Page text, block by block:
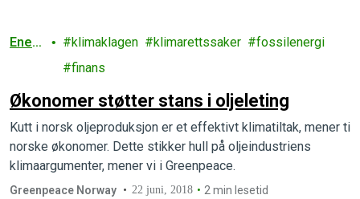
Energ
klimaklagen klimarettssaker
fossilenergi
finans
Økonomer støtter stans i oljeleting
Kutt i norsk oljeproduksjon er et effektivt klimatiltak, mener ti
norske økonomer. Dette stikker hull på oljeindustriens
klimaargumenter, mener vi i Greenpeace.
Greenpeace Norway 22 juni, 2018 2 min lesetid